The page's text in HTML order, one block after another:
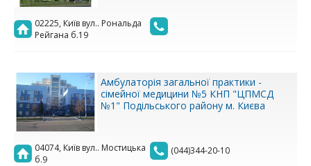
02225, Київ вул.. Рональда
Рейгана б.19
Амбулаторія загальної практики -
сімейної медицини №5 КНП "ЦПМСД
№1" Подільського району м. Києва
04074, Київ вул.. Мостицька
б.9
(044)344-20-10